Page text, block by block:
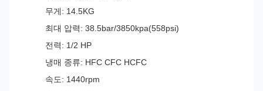
무게: 14.5KG
최대 압력: 38.5bar/3850kpa(558psi)
전력: 1/2 HP
냉매 종류: HFC CFC HCFC
속도: 1440rpm